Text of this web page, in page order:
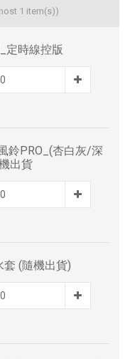
1 item(s))
定時線控版
鈴PRO_(杏白灰/深
出貨
套 (隨機出貨)